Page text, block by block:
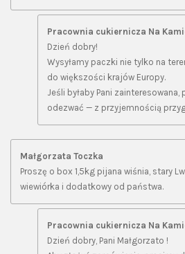
Pracownia cukiernicza Na
Dzień dobry!
Wysyłamy paczki nie tylko na
do większości krajów Europy.
Jeśli byłaby Pani zainteresowana,
odezwać — z przyjemnością
Małgorzata Toczka
Proszę o box 1,5kg pijana wiśnia, stary
wiewiórka i dodatkowy od państwa.
Pracownia cukiernicza Na
Dzień dobry, Pani Małgorzato !